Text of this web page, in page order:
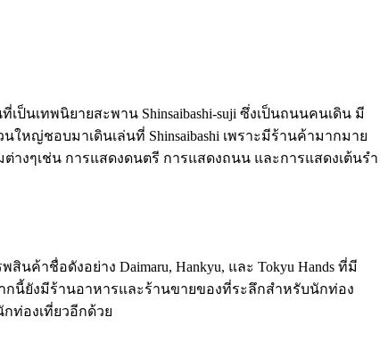
นเทพนิยายสะพาน Shinsaibashi-suji ซึ่งเป็นถนนคนเดิน มี
หญ่ชอบมาเดินเล่นที่ Shinsaibashi เพราะมีร้านค้ามากมาย
งๆเช่น การแสดงดนตรี การแสดงถนน และการแสดงเต้นรำ
าชื่อดังอย่าง Daimaru, Hankyu, และ Tokyu Hands ที่มี
นี้ยังมีร้านอาหารและร้านขายของที่ระลึกสำหรับนักท่อง
ท่องเที่ยวอีกด้วย